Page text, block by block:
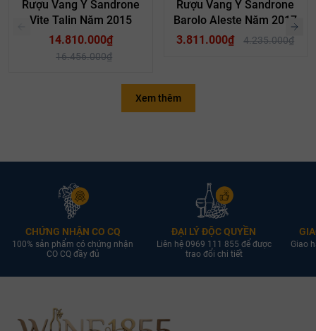
Rượu Vang Ý Sandrone
Vite Talin Năm 2015
14.810.000₫
16.456.000₫
Rượu Vang Ý Sandrone
Barolo Aleste Năm 2017
3.811.000₫
4.235.000₫
Xem thêm
CHỨNG NHẬN CO CQ
100% sản phẩm có chứng nhận
CO CQ đầy đủ
ĐẠI LÝ ĐỘC QUYỀN
Liên hệ 0969 111 855 để được
trao đổi chi tiết
Giao